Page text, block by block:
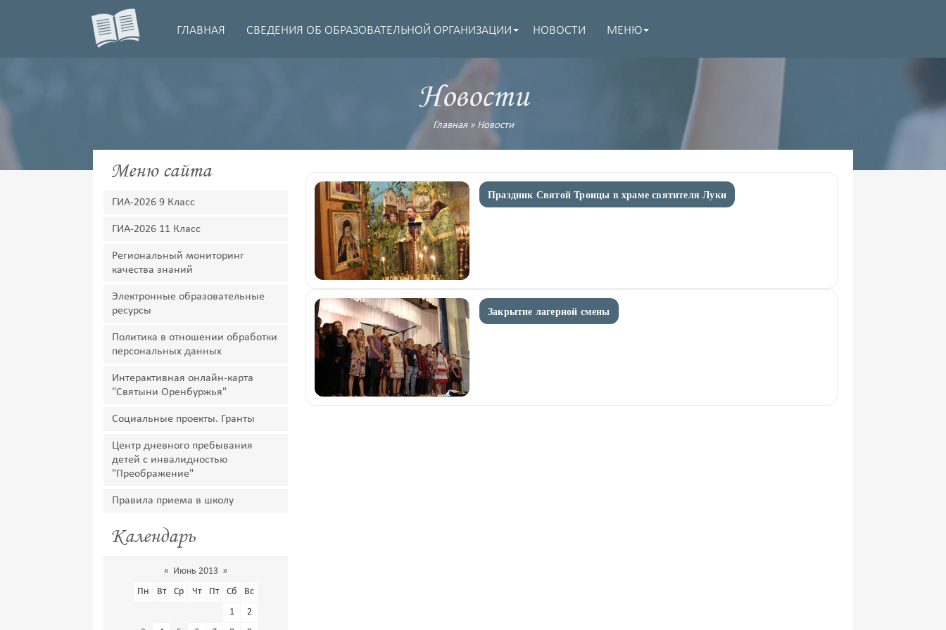
ГЛАВНАЯ СВЕДЕНИЯ ОБ ОБРАЗОВАТЕЛЬНОЙ ОРГАНИЗАЦИИ НОВОСТИ МЕНЮ
Новости
Главная» Новости
Меню сайта
ГИА-2026 9 Класс
ГИА-2026 11 Класс
Региональный мониторинг
качества знаний
Электронные образовательные
ресурсы
Политика в отношении обработки
персональных данных
Интерактивная онлайн-карта
"Святыни Оренбуржья"
Социальные проекты. Гранты
Центр дневного пребывания
детей с инвалидностью
"Преображение"
Правила приема в школу
Календарь
« Июнь 2013 »
Пн
Вт Ср Чт Пт Сб
Вс
1
2
Праздник Святой Троицы в храме святителя Луки
Закрытие лагерной смены